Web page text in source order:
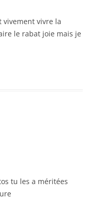
vivement vivre la
le rabat joie mais je
tu les a méritées